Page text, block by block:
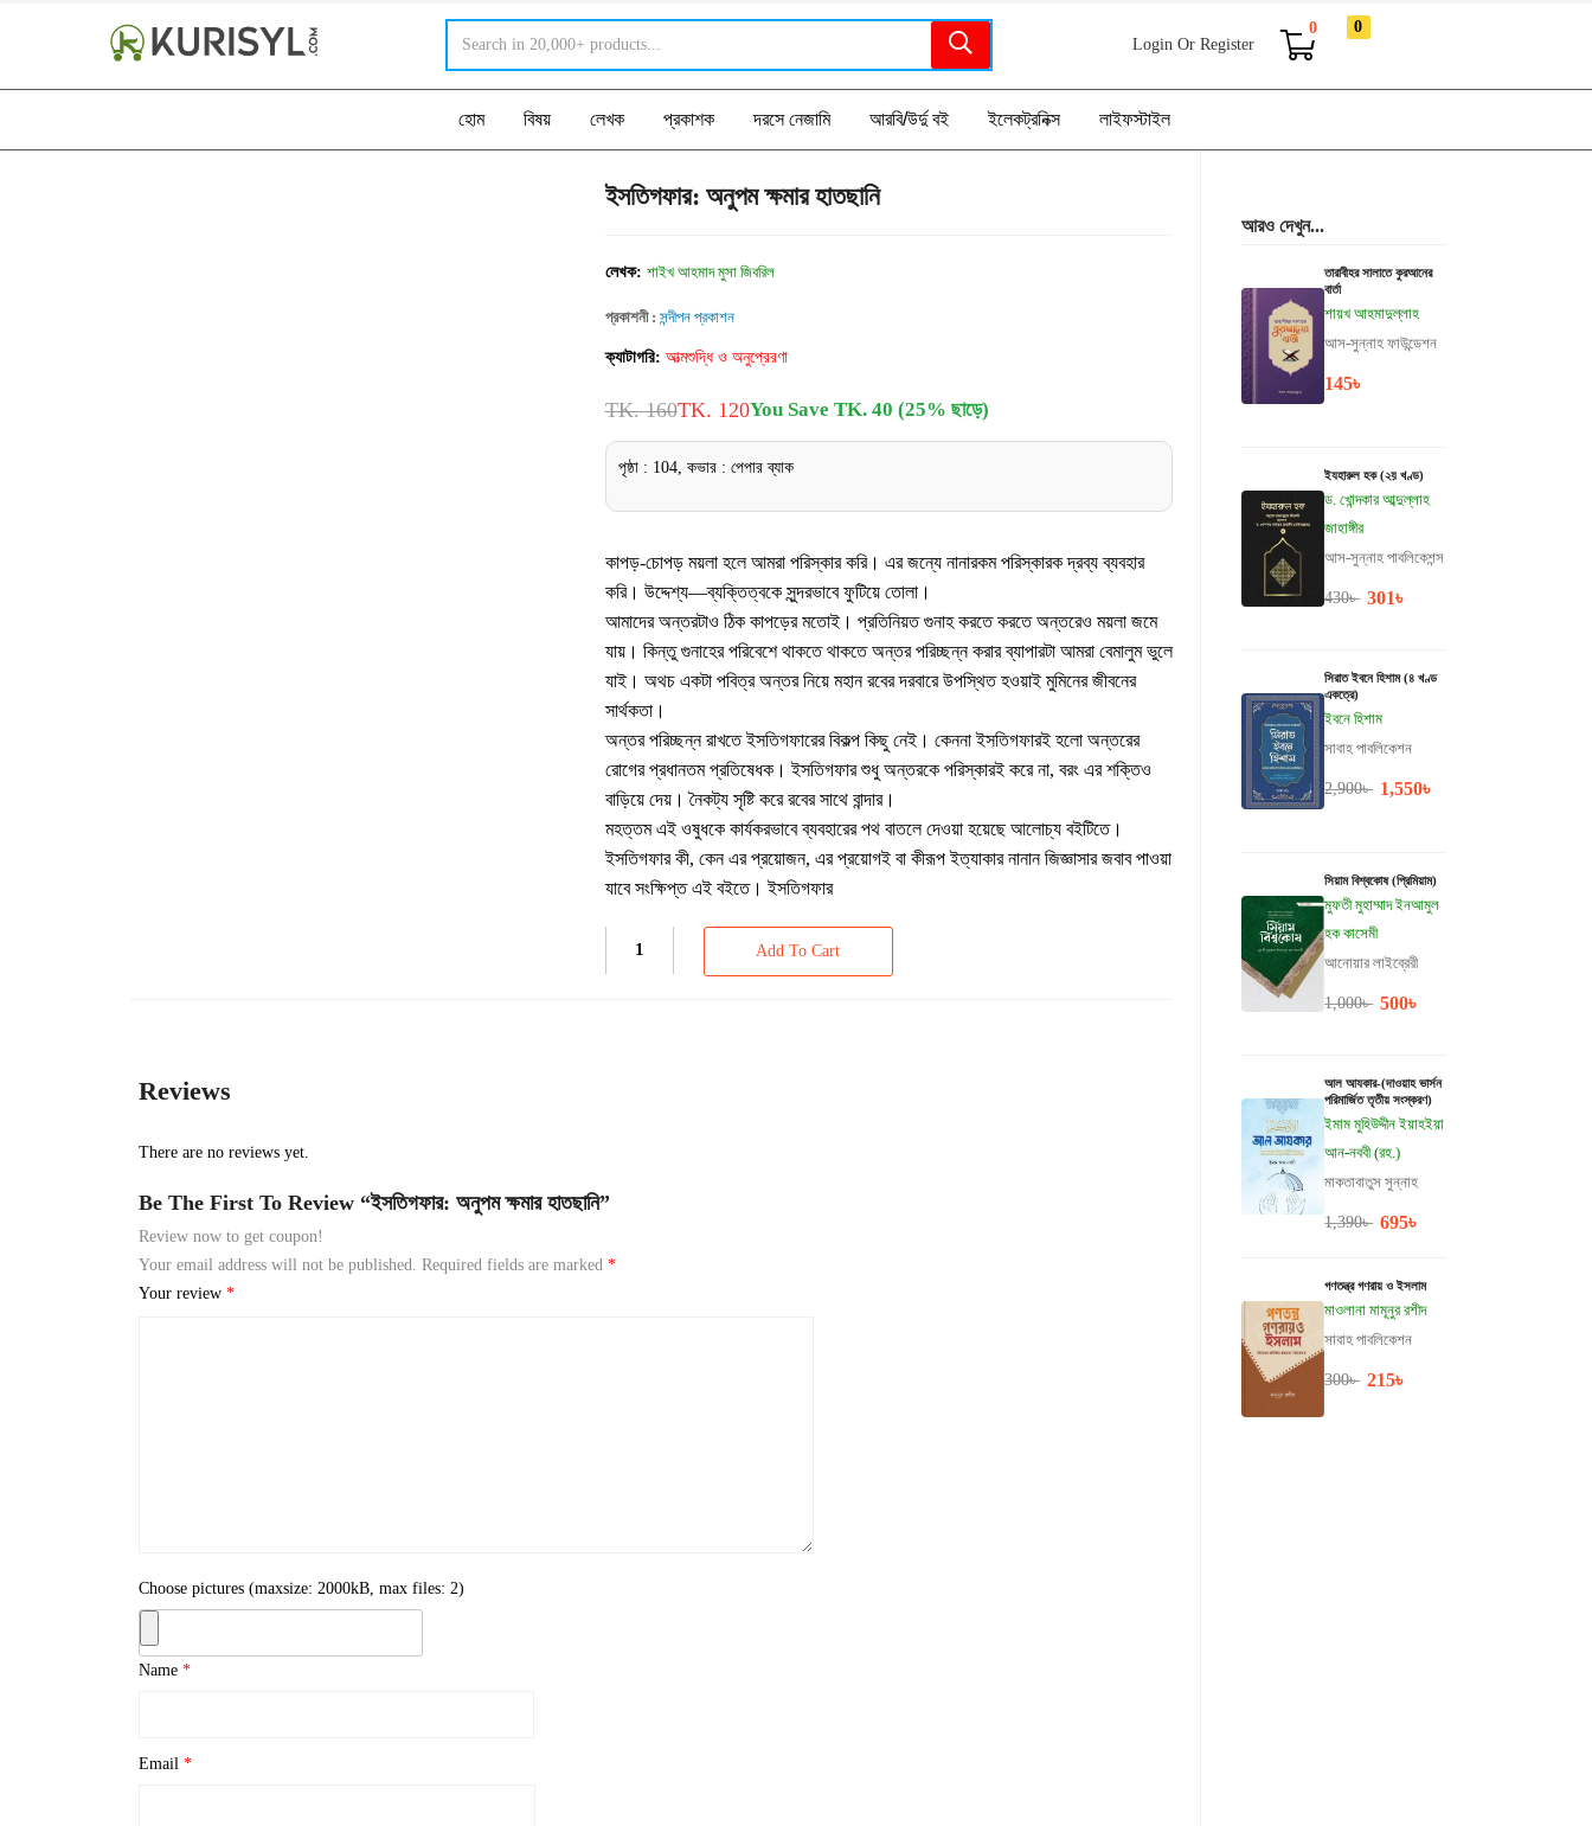
Login Or Register
0 0
হোম বিষয় লেখক প্রকাশক দরসে নেজামি আরবি/উর্দু বই ইলেকট্রনিক্স লাইফস্টাইল
আরও দেখুন...
তারাবীহর সালাতে কুরআনের
বার্তা
শায়খ আহমাদুল্লাহ
আস-সুন্নাহ ফাউন্ডেশন
145৳
ইযহারুল হক (২য় খণ্ড)
ড. খোন্দকার আব্দুল্লাহ
জাহাঙ্গীর
আস-সুন্নাহ পাবলিকেশন্স
430৳ 301৳
সিরাত ইবনে হিশাম (৪ খণ্ড
একত্রে)
ইবনে হিশাম
সাবাহ পাবলিকেশন
2,900৳ 1,550৳
সিয়াম বিশ্বকোষ (প্রিমিয়াম)
মুফতী মুহাম্মাদ ইনআমুল
হক কাসেমী
আনোয়ার লাইব্রেরী
1,000৳ 500৳
আল আযকার-(দাওয়াহ ভার্সন
পরিমার্জিত তৃতীয় সংস্করণ)
ইমাম মুহিউদ্দীন ইয়াহইয়া
আন-নববী (রহ.)
মাকতাবাতুস সুন্নাহ
1,390৳ 695৳
গণতন্ত্র গণরায় ও ইসলাম
মাওলানা মামূনুর রশীদ
সাবাহ পাবলিকেশন
300৳ 215৳
ইসতিগফার: অনুপম ক্ষমার হাতছানি
লেখক: শাইখ আহমাদ মুসা জিবরিল
প্রকাশনী : সন্দীপন প্রকাশন
ক্যাটাগরি: আত্মশুদ্ধি ও অনুপ্রেরণা
TK. 160TK. 120You Save TK. 40 (25% ছাড়ে)
পৃষ্ঠা : 104, কভার : পেপার ব্যাক
কাপড়-চোপড় ময়লা হলে আমরা পরিস্কার করি। এর জন্যে নানারকম পরিস্কারক দ্রব্য ব্যবহার
করি। উদ্দেশ্য—ব্যক্তিত্বকে সুন্দরভাবে ফুটিয়ে তোলা।
আমাদের অন্তরটাও ঠিক কাপড়ের মতোই। প্রতিনিয়ত গুনাহ করতে করতে অন্তরেও ময়লা জমে
যায়। কিন্তু গুনাহের পরিবেশে থাকতে থাকতে অন্তর পরিচ্ছন্ন করার ব্যাপারটা আমরা বেমালুম ভুলে
যাই। অথচ একটা পবিত্র অন্তর নিয়ে মহান রবের দরবারে উপস্থিত হওয়াই মুমিনের জীবনের
সার্থকতা।
অন্তর পরিচ্ছন্ন রাখতে ইসতিগফারের বিকল্প কিছু নেই। কেননা ইসতিগফারই হলো অন্তরের
রোগের প্রধানতম প্রতিষেধক। ইসতিগফার শুধু অন্তরকে পরিস্কারই করে না, বরং এর শক্তিও
বাড়িয়ে দেয়। নৈকট্য সৃষ্টি করে রবের সাথে বান্দার।
মহত্তম এই ওষুধকে কার্যকরভাবে ব্যবহারের পথ বাতলে দেওয়া হয়েছে আলোচ্য বইটিতে।
ইসতিগফার কী, কেন এর প্রয়োজন, এর প্রয়োগই বা কীরূপ ইত্যাকার নানান জিজ্ঞাসার জবাব পাওয়া
যাবে সংক্ষিপ্ত এই বইতে। ইসতিগফার
Add To Cart
Reviews
There are no reviews yet.
Be The First To Review “ইসতিগফার: অনুপম ক্ষমার হাতছানি”
Review now to get coupon!
Your email address will not be published.
Required fields are marked*
Your review*
Choose pictures (maxsize: 2000kB, max files: 2)
Name*
Email*